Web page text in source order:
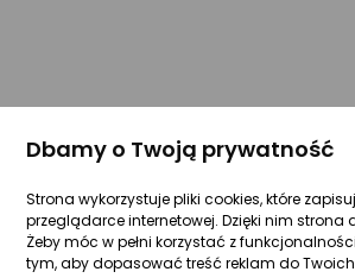
Dbamy o Twoją prywatność
Strona wykorzystuje pliki cookies, które
przeglądarce internetowej. Dzięki nim strona
Żeby móc w pełni korzystać z
tym, aby dopasować treść reklam do Twoich